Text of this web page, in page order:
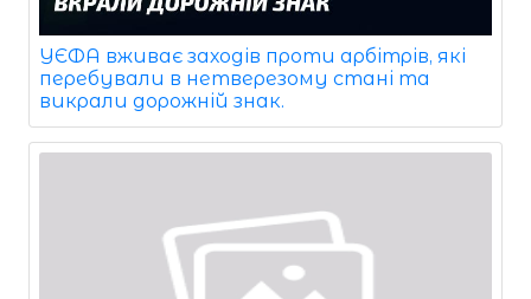
УЄФА вживає заходів проти арбітрів, які
перебували в нетверезому стані та
викрали дорожній знак.